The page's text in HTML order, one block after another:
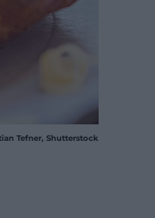
Tefner, Shutterstock